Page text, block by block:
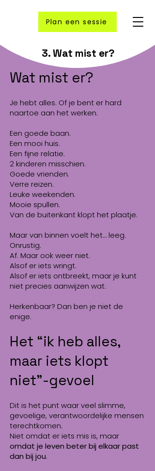
Plan een sessie
3. Wat mist er?
Wat mist er?
Je hebt alles. Of je bent er hard
naartoe aan het werken.
Een goede baan.
Een mooi huis.
Een fijne relatie.
2 kinderen misschien.
Goede vrienden.
Verre reizen.
Leuke weekenden.
Mooie spullen.
Van de buitenkant klopt het plaatje.
Maar van binnen voelt het… leeg.
Onrustig.
Af. Maar ook weer niet.
Alsof er iets wringt.
Alsof er iets ontbreekt, maar je kunt
niet precies aanwijzen wat.
Herkenbaar? Dan ben je niet de
enige.
Het “ik heb alles,
maar iets klopt
niet”-gevoel
Dit is het punt waar veel slimme,
gevoelige, verantwoordelijke mensen
terechtkomen.
Niet omdat er iets mis is, maar
omdat je leven beter bij elkaar past
dan bij jou.